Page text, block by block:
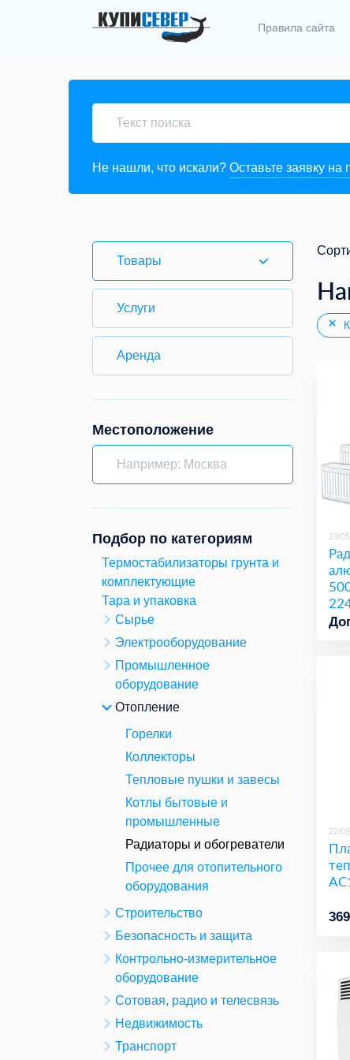
Правила сайта
Не нашли, что искали? Оставьте заявку на
Товары
Услуги
Аренда
Местоположение
Подбор по категориям
Термостабилизаторы грунта и
комплектующие
Тара и упаковка
Сырье
Электрооборудование
Промышленное
оборудование
Отопление
Горелки
Коллекторы
Тепловые пушки и завесы
Котлы бытовые и
промышленные
Радиаторы и обогреватели
Прочее для отопительного
оборудования
Строительство
Безопасность и защита
Контрольно-измерительное
оборудование
Сотовая, радио и телесвязь
Недвижимость
Транспорт
19/
22/